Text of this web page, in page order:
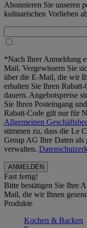
Abonnieren Sie unseren
kulinarischen Vorlieben
*Nach Ihrer Anmeldung
Mail. Vergewissern Sie
über die E-Mail, die wir
erhalten Sie Ihren
dauern. Angebotspreise
Sie Ihren Posteingang
Rabatt-Code gilt nur für
Allgemeinen
stimmen zu, dass die Le
Group AG Ihre Daten als
verwalten.
Fast fertig!
Bitte bestätigen Sie Ihre
Mail, die wir Ihnen
Produkte
Kochen & Backen